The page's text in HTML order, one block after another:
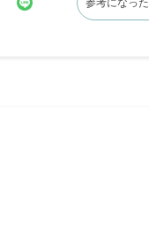
参考になった